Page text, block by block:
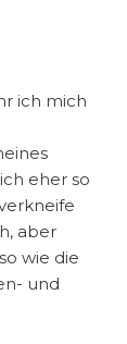
ich mich
eher so
aber
wie die
und